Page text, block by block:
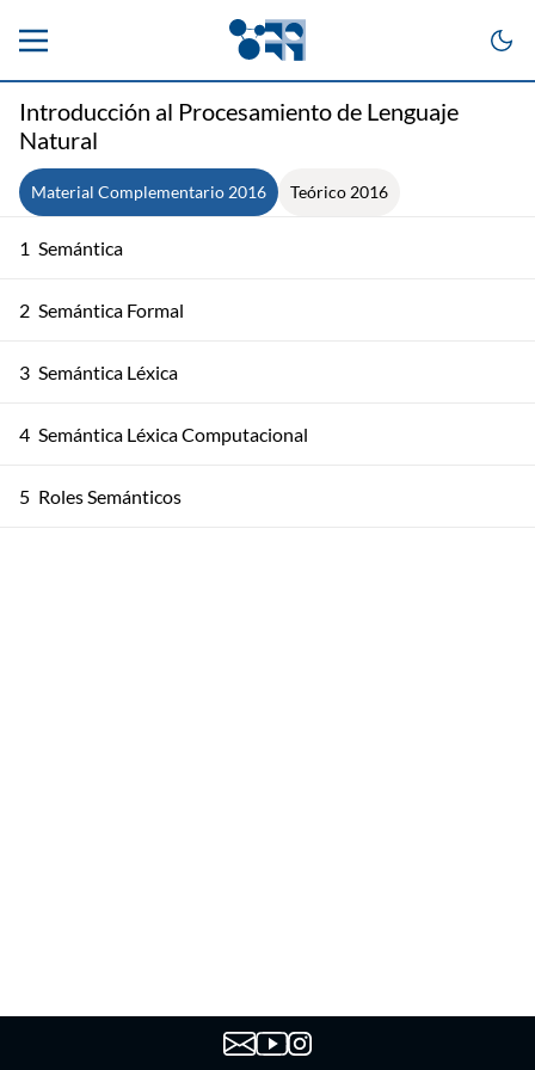
Introducción al Procesamiento de Lenguaje
Natural
Material Complementario 2016 Teórico 2016
1 Semántica
2 Semántica Formal
3 Semántica Léxica
4 Semántica Léxica Computacional
5 Roles Semánticos